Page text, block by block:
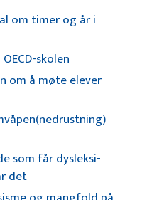
om timer og år i
skolen
om å møte elever
som får dysleksi-
det